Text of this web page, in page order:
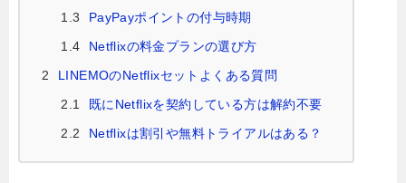
1.3
PayPayポイントの付与時期
1.4
Netflixの料金プランの選び方
2
LINEMOのNetflixセットよくある質問
2.1
既にNetflixを契約している方は解約不要
2.2
Netflixは割引や無料トライアルはある？